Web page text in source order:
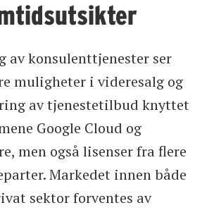
av konsulenttjenester ser
muligheter i videresalg og
av tjenestetilbud knyttet
Google Cloud og
men også lisenser fra flere
Markedet innen både
sektor forventes av